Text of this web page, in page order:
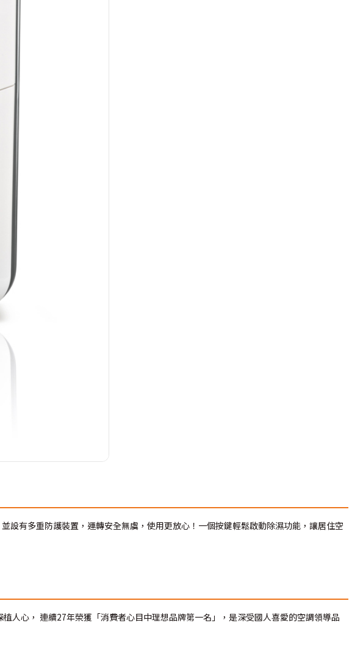
設有多重防護裝置，運轉安全無虞，使用更放心！一個按鍵輕鬆啟動除濕功能，讓居住空
人心， 連續27年榮獲「消費者心目中理想品牌第一名」，是深受國人喜愛的空調領導品